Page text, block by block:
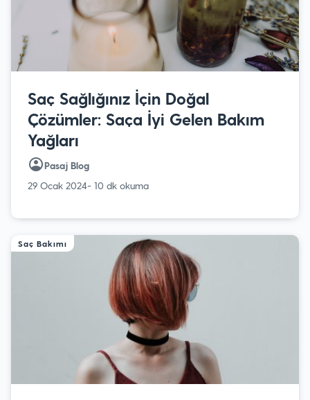
Saç Sağlığınız İçin Doğal
Çözümler: Saça İyi Gelen Bakım
Yağları
Pasaj Blog
29 Ocak 2024- 10 dk okuma
Saç Bakımı